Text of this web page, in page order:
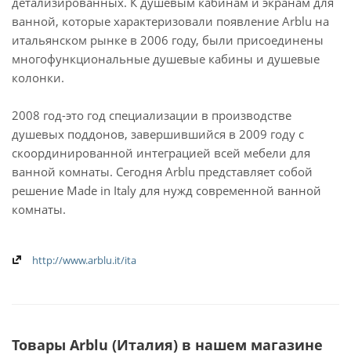
ванной, которые характеризовали появление Arblu на
итальянском рынке в 2006 году, были присоединены
многофункциональные душевые кабины и душевые
колонки.
2008 год-это год специализации в производстве
душевых поддонов, завершившийся в 2009 году с
скоординированной интеграцией всей мебели для
ванной комнаты. Сегодня Arblu представляет собой
решение Made in Italy для нужд современной ванной
комнаты.
http://www.arblu.it/ita
Товары Arblu (Италия) в нашем магазине